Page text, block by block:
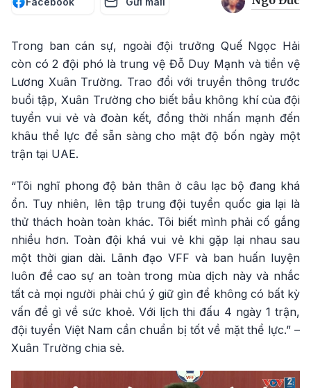
Trong ban cán sự, ngoài đội trưởng Quế Ngọc Hải
còn có 2 đội phó là trung vệ Đỗ Duy Mạnh và tiền vệ
Lương Xuân Trường. Trao đổi với truyền thông trước
buổi tập, Xuân Trường cho biết bầu không khí của đội
tuyển vui vẻ và đoàn kết, đồng thời nhấn mạnh đến
khâu thể lực để sẵn sàng cho mật độ bốn ngày một
trận tại UAE.
“Tôi nghĩ phong độ bản thân ở câu lạc bộ đang khá
ổn. Tuy nhiên, lên tập trung đội tuyển quốc gia lại là
thử thách hoàn toàn khác. Tôi biết mình phải cố gắng
nhiều hơn. Toàn đội khá vui vẻ khi gặp lại nhau sau
một thời gian dài. Lãnh đạo VFF và ban huấn luyện
luôn đề cao sự an toàn trong mùa dịch này và nhắc
tất cả mọi người phải chú ý giữ gìn để không có bất kỳ
vấn đề gì về sức khoẻ. Với lịch thi đấu 4 ngày 1 trận,
đội tuyển Việt Nam cần chuẩn bị tốt về mặt thể lực.” –
Xuân Trường chia sẻ.